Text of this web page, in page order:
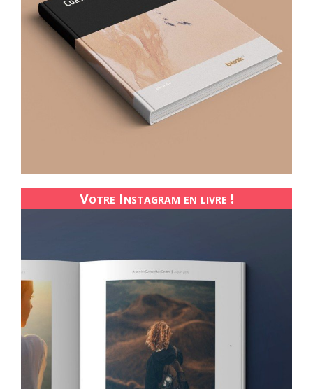
Votre Instagram en livre !